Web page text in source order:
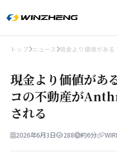
トップ ニュース 現金より価値があ
現金より価値があ
コの不動産が
される
2026年6月3日 288 約6分